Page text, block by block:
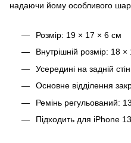
надаючи йому особливого
Розмір: 19 × 17 × 6 см
Внутрішній розмір: 18
Усередині на задній
Основне відділення
Ремінь регульований:
Підходить для iPhone